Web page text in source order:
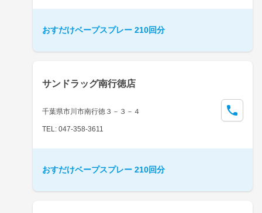
おすだけベープスプレー 210回分
サンドラッグ南行徳店
千葉県市川市南行徳３－３－４
TEL: 047-358-3611
おすだけベープスプレー 210回分